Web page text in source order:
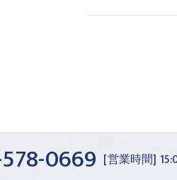
0669 [営業時間]